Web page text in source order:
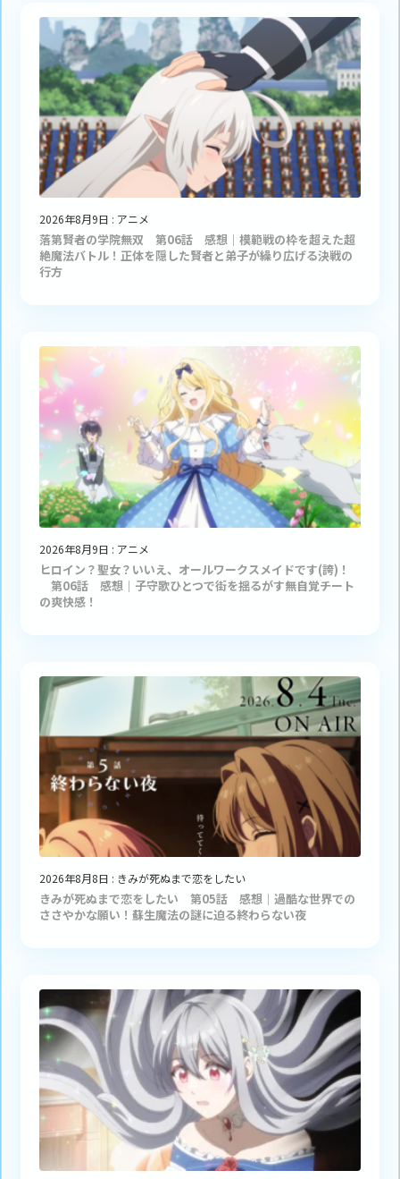
2026年8月9日 : アニメ
落第賢者の学院無双 第06話 感想｜模範戦の枠を超えた超
絶魔法バトル！正体を隠した賢者と弟子が繰り広げる決戦の
行方
2026年8月9日 : アニメ
ヒロイン？聖女？いいえ、オールワークスメイドです(誇)！
第06話 感想｜子守歌ひとつで街を揺るがす無自覚チート
の爽快感！
2026年8月8日 : きみが死ぬまで恋をしたい
きみが死ぬまで恋をしたい 第05話 感想｜過酷な世界での
ささやかな願い！蘇生魔法の謎に迫る終わらない夜